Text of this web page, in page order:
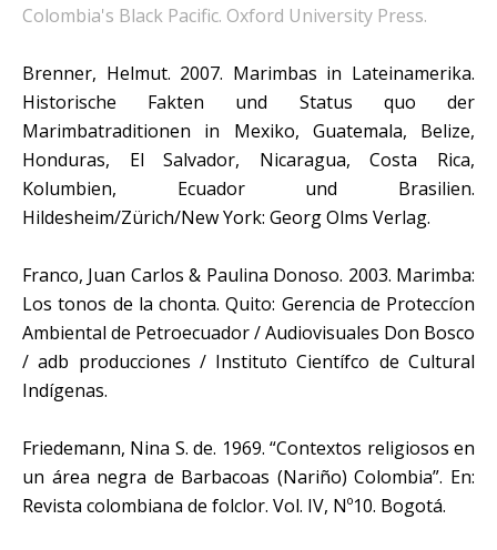
Colombia's Black Pacific. Oxford University Press.
Brenner, Helmut. 2007. Marimbas in Lateinamerika.
Historische Fakten und Status quo der
Marimbatraditionen in Mexiko, Guatemala, Belize,
Honduras, El Salvador, Nicaragua, Costa Rica,
Kolumbien, Ecuador und Brasilien.
Hildesheim/Zürich/New York: Georg Olms Verlag.
Franco, Juan Carlos & Paulina Donoso. 2003. Marimba:
Los tonos de la chonta. Quito: Gerencia de Proteccíon
Ambiental de Petroecuador / Audiovisuales Don Bosco
/ adb producciones / Instituto Científco de Cultural
Indígenas.
Friedemann, Nina S. de. 1969. “Contextos religiosos en
un área negra de Barbacoas (Nariño) Colombia”. En:
Revista colombiana de folclor. Vol. IV, Nº10. Bogotá.